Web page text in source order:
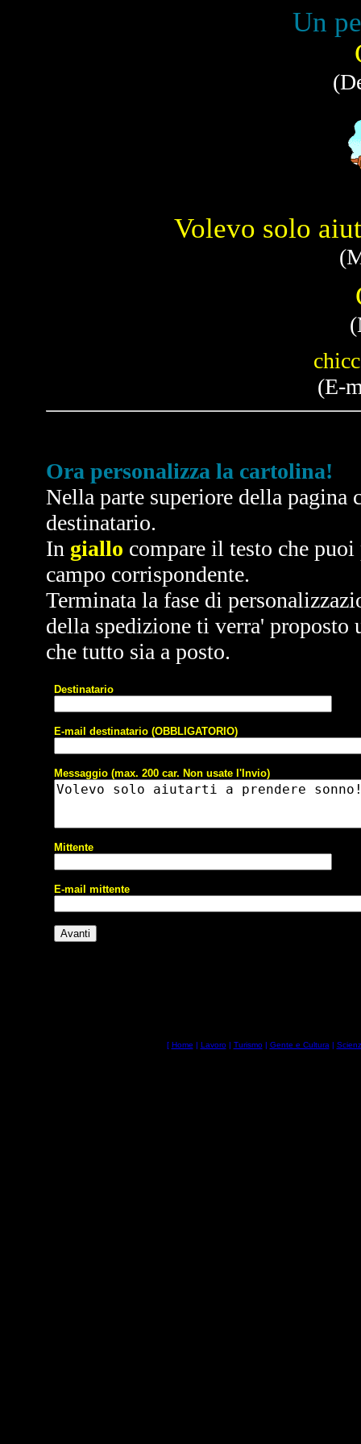
Un
Volevo solo
(E-
Ora personalizza la cartolina!
Nella parte superiore della
destinatario.
In giallo compare il testo che
campo corrispondente.
Terminata la fase di
della spedizione ti verra' proposto
che tutto sia a posto.
Destinatario
E-mail destinatario (OBBLIGATORIO)
Messaggio (max. 200 car. Non usate l'Invio)
Mittente
E-mail mittente
[ Home | Lavoro| Turismo| Gente e Cultura |